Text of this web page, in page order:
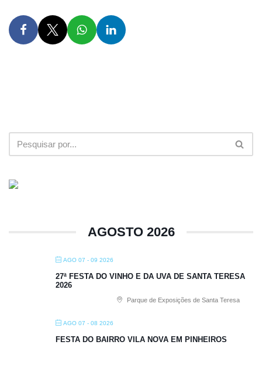
AGOSTO 2026
AGO 07 - 09 2026
27ª FESTA DO VINHO E DA UVA DE SANTA TERESA
2026
Parque de Exposições de Santa Teresa
AGO 07 - 08 2026
FESTA DO BAIRRO VILA NOVA EM PINHEIROS